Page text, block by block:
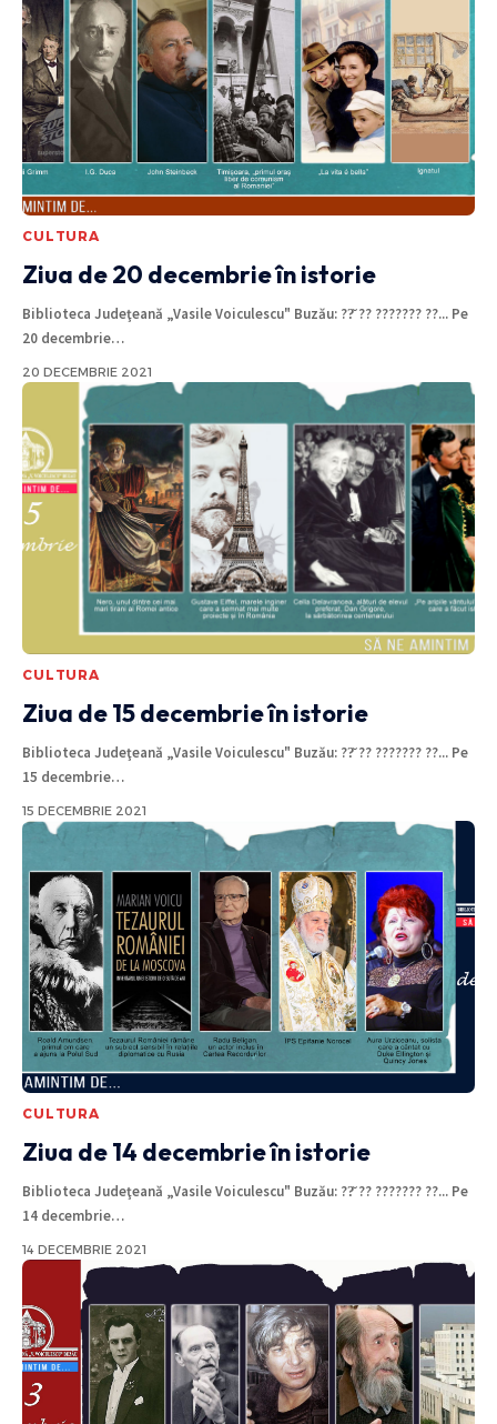
CULTURA
Ziua de 20 decembrie în istorie
Biblioteca Judeţeană „Vasile Voiculescu" Buzău: ??̆ ?? ??????? ??... Pe
20 decembrie…
20 DECEMBRIE 2021
CULTURA
Ziua de 15 decembrie în istorie
Biblioteca Judeţeană „Vasile Voiculescu" Buzău: ??̆ ?? ??????? ??... Pe
15 decembrie…
15 DECEMBRIE 2021
CULTURA
Ziua de 14 decembrie în istorie
Biblioteca Judeţeană „Vasile Voiculescu" Buzău: ??̆ ?? ??????? ??... Pe
14 decembrie…
14 DECEMBRIE 2021